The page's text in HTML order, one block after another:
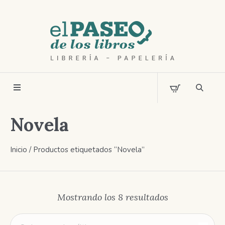
Novela
Inicio / Productos etiquetados “Novela”
Mostrando los 8 resultadosOrdenado